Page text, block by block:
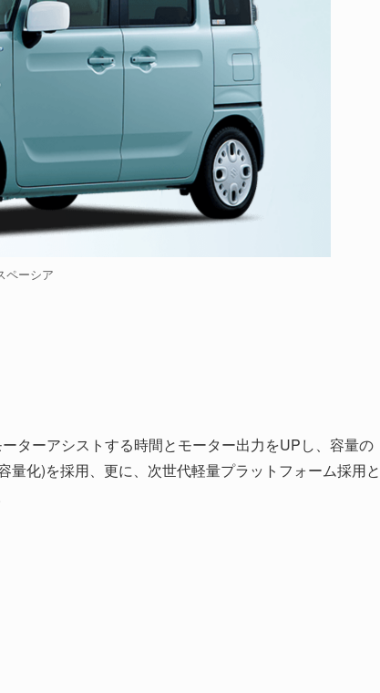
ペーシア
ターアシストする時間とモーター出力をUPし、容量の
化)を採用、更に、次世代軽量プラットフォーム採用と